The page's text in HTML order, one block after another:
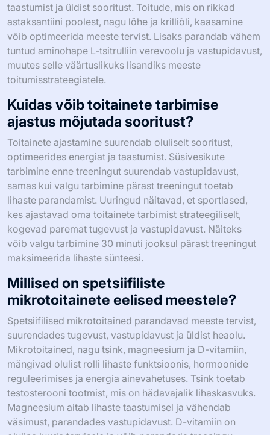
taastumist ja üldist sooritust. Toitude, mis on rikkad
astaksantiini poolest, nagu lõhe ja krilliõli, kaasamine
võib optimeerida meeste tervist. Lisaks parandab vähem
tuntud aminohape L-tsitrulliin verevoolu ja vastupidavust,
muutes selle väärtuslikuks lisandiks meeste
toitumisstrateegiatele.
Kuidas võib toitainete tarbimise
ajastus mõjutada sooritust?
Toitainete ajastamine suurendab oluliselt sooritust,
optimeerides energiat ja taastumist. Süsivesikute
tarbimine enne treeningut suurendab vastupidavust,
samas kui valgu tarbimine pärast treeningut toetab
lihaste parandamist. Uuringud näitavad, et sportlased,
kes ajastavad oma toitainete tarbimist strateegiliselt,
kogevad paremat tugevust ja vastupidavust. Näiteks
võib valgu tarbimine 30 minuti jooksul pärast treeningut
maksimeerida lihaste sünteesi.
Millised on spetsiifiliste
mikrotoitainete eelised meestele?
Spetsiifilised mikrotoitained parandavad meeste tervist,
suurendades tugevust, vastupidavust ja üldist heaolu.
Mikrotoitained, nagu tsink, magneesium ja D-vitamiin,
mängivad olulist rolli lihaste funktsioonis, hormoonide
reguleerimises ja energia ainevahetuses. Tsink toetab
testosterooni tootmist, mis on hädavajalik lihaskasvuks.
Magneesium aitab lihaste taastumisel ja vähendab
väsimust, parandades vastupidavust. D-vitamiin on